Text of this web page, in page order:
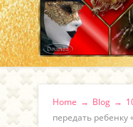
Home → Blog →
передать